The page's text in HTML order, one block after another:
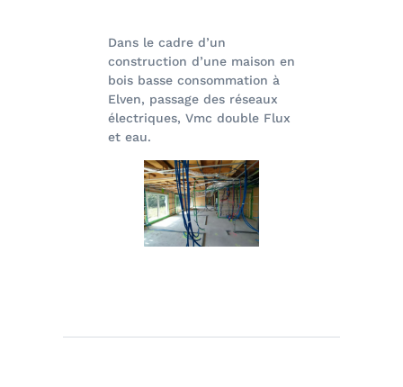
Dans le cadre d’un
construction d’une maison en
bois basse consommation à
Elven, passage des réseaux
électriques, Vmc double Flux
et eau.